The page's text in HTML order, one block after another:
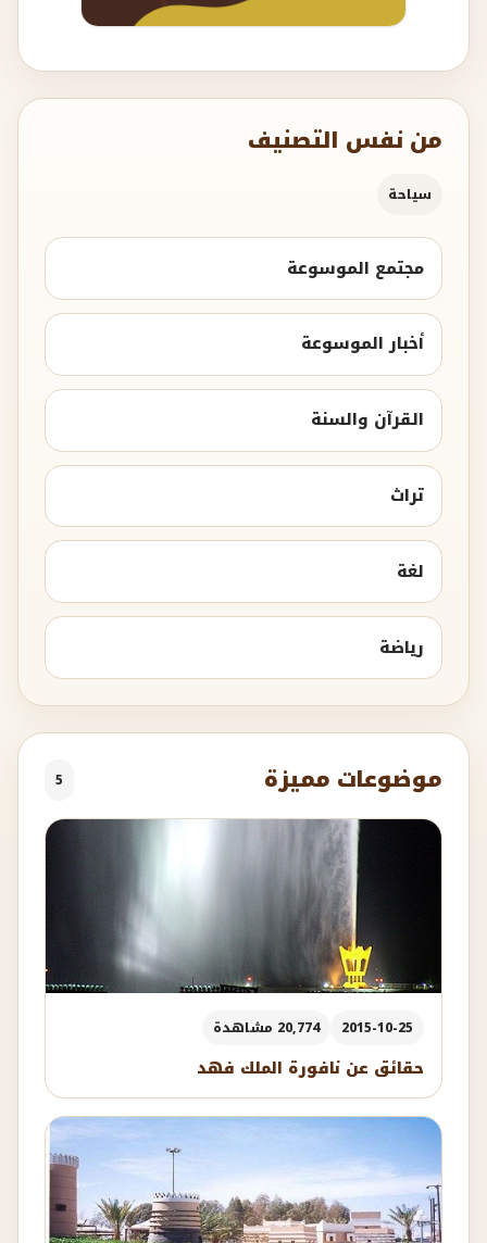
من نفس التصنيف
سياحة
مجتمع الموسوعة
أخبار الموسوعة
القرآن والسنة
تراث
لغة
رياضة
موضوعات مميزة 5
2015-10-25 20,774 مشاهدة
حقائق عن نافورة الملك فهد